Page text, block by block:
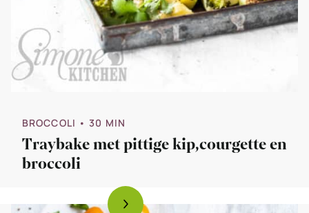
BROCCOLI • 30 MIN
Traybake met pittige kip,courgette en
broccoli